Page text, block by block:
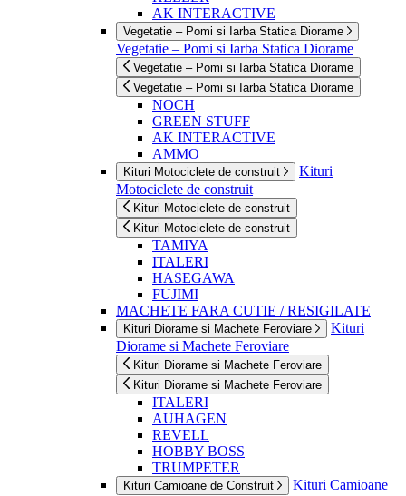
AK INTERACTIVE
Vegetatie – Pomi si Iarba Statica Diorame
Vegetatie – Pomi si Iarba Statica Diorame
Vegetatie – Pomi si Iarba Statica Diorame
Vegetatie – Pomi si Iarba Statica Diorame
NOCH
GREEN STUFF
AK INTERACTIVE
AMMO
Kituri Motociclete de construit
Kituri
Motociclete de construit
Kituri Motociclete de construit
Kituri Motociclete de construit
TAMIYA
ITALERI
HASEGAWA
FUJIMI
MACHETE FARA CUTIE / RESIGILATE
Kituri Diorame si Machete Feroviare
Kituri
Diorame si Machete Feroviare
Kituri Diorame si Machete Feroviare
Kituri Diorame si Machete Feroviare
ITALERI
AUHAGEN
REVELL
HOBBY BOSS
TRUMPETER
Kituri Camioane de Construit
Kituri Camioane